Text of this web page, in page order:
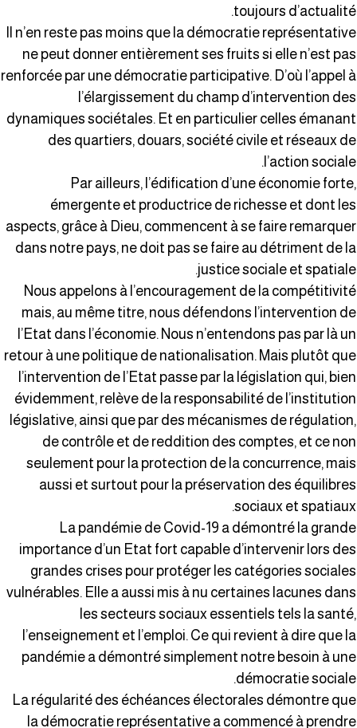
toujours
Il n’en reste pas moins que la démocratie
ne peut donner entièrement ses fruits si elle n’est
renforcée par une démocratie participative. D’où l’appel
l’élargissement du champ d’intervention
dynamiques sociétales. Et en particulier celles
des quartiers, douars, société civile et réseaux
l’action
Par ailleurs, l’édification d’une économie
émergente et productrice de richesse et dont
aspects, grâce à Dieu, commencent à se faire
dans notre pays, ne doit pas se faire au détriment de
justice sociale et
Nous appelons à l’encouragement de la
mais, au même titre, nous défendons l’intervention
l’Etat dans l’économie. Nous n’entendons pas par là
retour à une politique de nationalisation. Mais plutôt
l’intervention de l’Etat passe par la législation qui,
évidemment, relève de la responsabilité de
législative, ainsi que par des mécanismes de
de contrôle et de reddition des comptes, et ce
seulement pour la protection de la concurrence,
aussi et surtout pour la préservation des
sociaux et
La pandémie de Covid-19 a démontré la
importance d’un Etat fort capable d’intervenir lors
grandes crises pour protéger les catégories
vulnérables. Elle a aussi mis à nu certaines lacunes
les secteurs sociaux essentiels tels la
l’enseignement et l’emploi. Ce qui revient à dire que
pandémie a démontré simplement notre besoin à
démocratie
La régularité des échéances électorales démontre
la démocratie représentative a commencé à